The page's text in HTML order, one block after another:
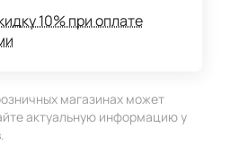
10% при оплате
магазинах может
актуальную информацию у